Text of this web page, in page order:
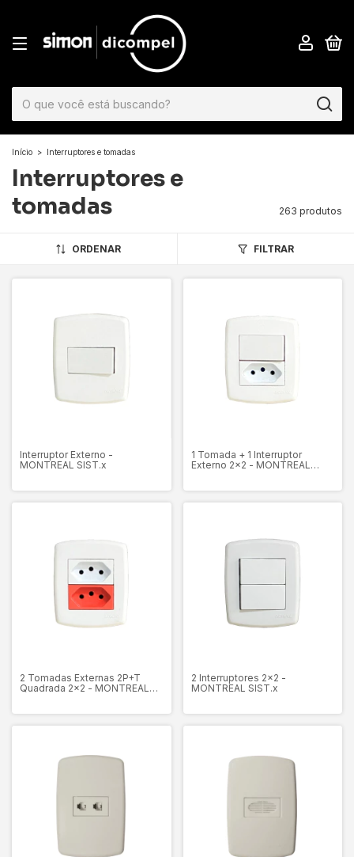
Início > Interruptores e tomadas
Interruptores e
tomadas
263 produtos
ORDENAR FILTRAR
Interruptor Externo -
MONTREAL SIST.x
1 Tomada + 1 Interruptor
Externo 2x2 - MONTREAL
2 Tomadas Externas 2P+T
Quadrada 2x2 - MONTREAL
2 Interruptores 2x2 -
MONTREAL SIST.x